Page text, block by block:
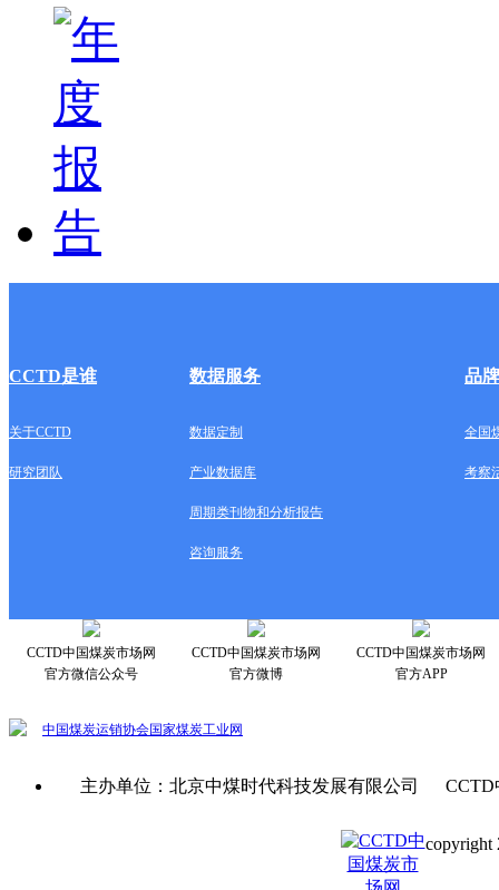
CCTD是谁 数据服务 品
关于CCTD 数据定制 全国
研究团队 产业数据库 考察
周期类刊物和分析报告
咨询服务
CCTD中国煤炭市场网
官方微信公众号
CCTD中国煤炭市场网
官方微博
CCTD中国煤炭市场网
官方APP
中国煤炭运销协会国家煤炭工业网
主办单位：北京中煤时代科技发展有限公司
copyright